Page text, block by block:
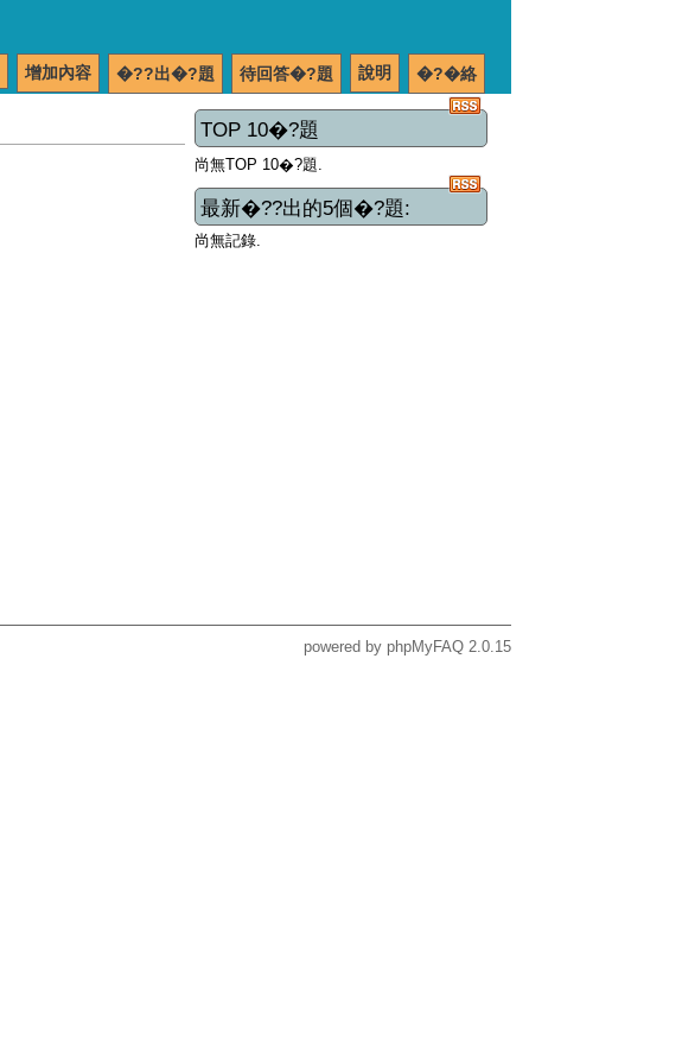
�?�絡
說明
待回答�?題
�??出�?題
增加內容
TOP 10�?題
尚無TOP 10�?題.
最新�??出的5個�?題:
尚無記錄.
powered by phpMyFAQ 2.0.15